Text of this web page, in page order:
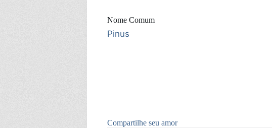
Nome Comum
Pinus
Compartilhe seu amor